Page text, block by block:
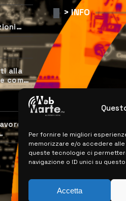
Per fornire le migliori
memorizzare e/o accedere
queste tecnologie ci
navigazione o ID unici su
Accetta
alla
come
> INFO